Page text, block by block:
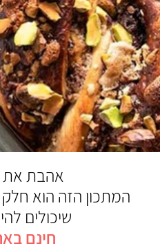
אהבת את
המתכון הזה הוא חלק
שיכולים
חינם